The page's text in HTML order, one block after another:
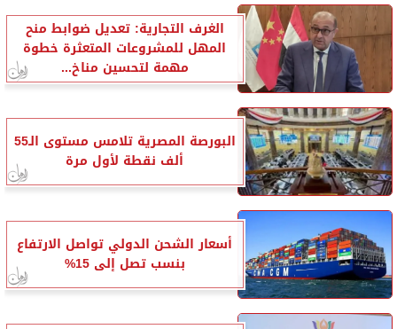
الغرف التجارية: تعديل ضوابط منح
المهل للمشروعات المتعثرة خطوة
مهمة لتحسين مناخ...
البورصة المصرية تلامس مستوى الـ55
ألف نقطة لأول مرة
أسعار الشحن الدولي تواصل الارتفاع
بنسب تصل إلى 15%